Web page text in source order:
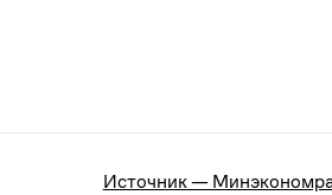
Источник —